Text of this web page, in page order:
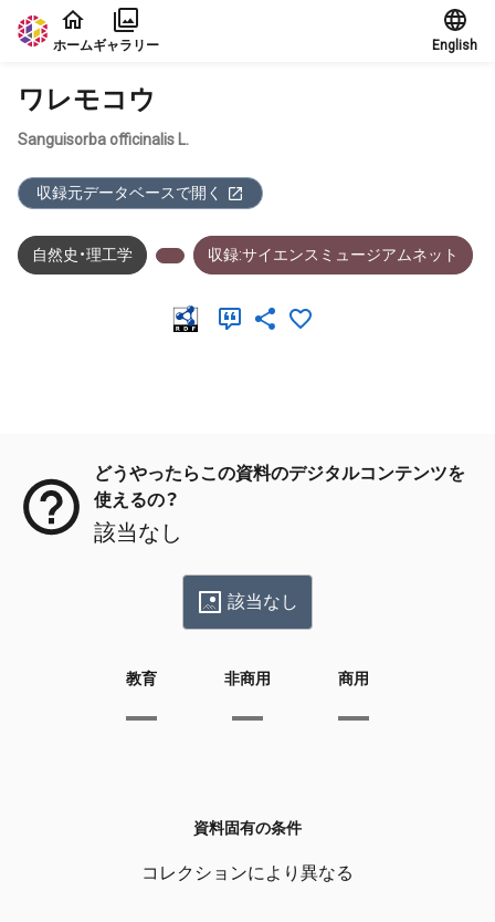
本文に飛ぶ
ホームギャラリー English
ワレモコウ
Sanguisorba officinalis L.
収録元データベースで開く
自然史・理工学 収録:サイエンスミュージアムネット
どうやったらこの資料のデジタルコンテンツを
使えるの？
該当なし
該当なし
教育 非商用 商用
資料固有の条件
コレクションにより異なる